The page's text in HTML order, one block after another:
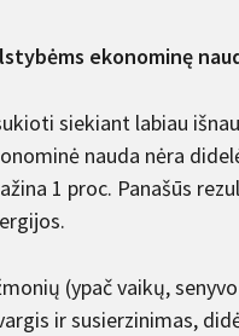
ekonominę
siekiant labiau
nauda nėra
1 proc. Panašūs
(ypač vaikų,
ir susierzinimas,